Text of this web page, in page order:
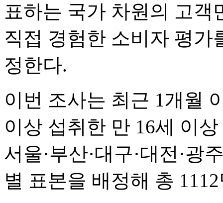
표하는 국가 차원의 고
직접 경험한 소비자 평가
정한다.
이번 조사는 최근 1개월
이상 섭취한 만 16세 이
서울·부산·대구·대전·광
별 표본을 배정해 총